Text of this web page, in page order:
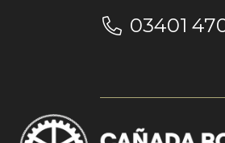
03401